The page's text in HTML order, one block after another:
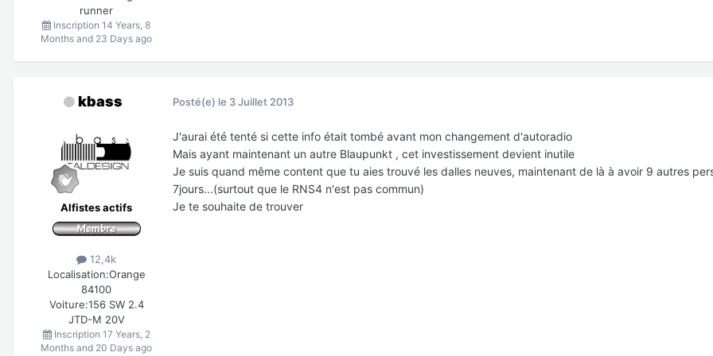
runner
Inscription 14 Years, 8
Months and 23 Days ago
kbass
Alfistes actifs
12,4k
Localisation:Orange
84100
Voiture:156 SW 2.4
JTD-M 20V
Inscription 17 Years, 2
Months and 20 Days ago
Posté(e) le 3 Juillet 2013
J'aurai été tenté si cette info était tombé avant mon changement d'autoradio
Mais ayant maintenant un autre Blaupunkt , cet investissement devient inutile
Je suis quand même content que tu aies trouvé les dalles neuves, maintenant de là à avoir 9 autres
7jours...(surtout que le RNS4 n'est pas commun)
Je te souhaite de trouver